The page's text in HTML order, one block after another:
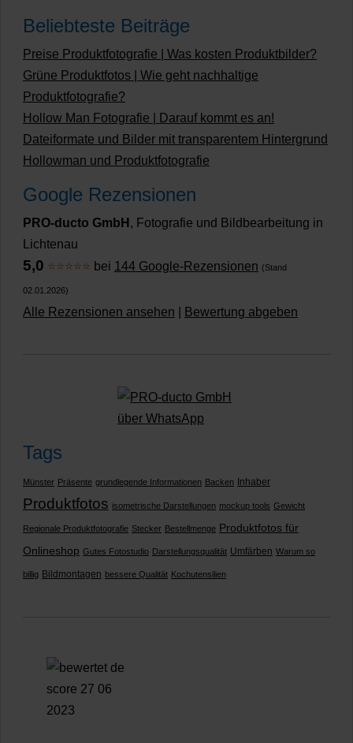
Beliebteste Beiträge
Preise Produktfotografie | Was kosten Produktbilder?
Grüne Produktfotos | Wie geht nachhaltige
Produktfotografie?
Hollow Man Fotografie | Darauf kommt es an!
Dateiformate und Bilder mit transparentem Hintergrund
Hollowman und Produktfotografie
Google Rezensionen
PRO-ducto GmbH , Fotografie und Bildbearbeitung in
Lichtenau
5,0 ⭐⭐⭐⭐⭐ bei 144 Google-Rezensionen (Stand
02.01.2026)
Alle Rezensionen ansehen Bewertung abgeben
Tags
Münster Präsente grundlegende Informationen Backen Inhaber
Produktfotos isometrische Darstellungen mockup tools Gewicht
Regionale Produktfotografie Stecker Bestellmenge Produktfotos für
Onlineshop Gutes Fotostudio Darstellungsqualität Umfärben Warum so
billig Bildmontagen bessere Qualität Kochutensilien